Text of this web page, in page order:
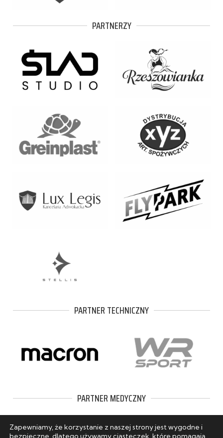
PARTNERZY
PARTNER TECHNICZNY
PARTNER MEDYCZNY
Zapewniamy, że korzystanie z naszej strony jest wygodne i
bezpieczne, dlatego używamy ciasteczek, które pomagają